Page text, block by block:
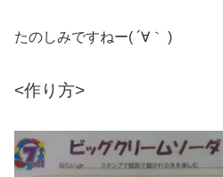
たのしみですねー( ´∀｀ )
<作り方>